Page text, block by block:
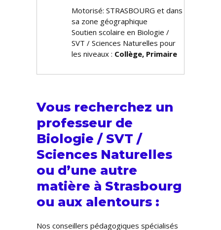
Motorisé: STRASBOURG et dans
sa zone géographique
Soutien scolaire en Biologie /
SVT / Sciences Naturelles pour
les niveaux : Collège, Primaire
Vous recherchez un
professeur de
Biologie / SVT /
Sciences Naturelles
ou d’une autre
matière à Strasbourg
ou aux alentours :
Nos conseillers pédagogiques spécialisés